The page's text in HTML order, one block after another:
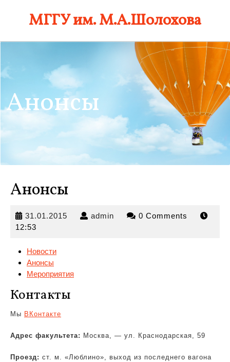
МГГУ им. М.А.Шолохова
Анонсы
Анонсы
31.01.2015 31.01.2015
admin admin 0 Comments
12:53
Новости
Анонсы
Мероприятия
Контакты
Мы ВКонтакте
Адрес факультета: Москва, — ул. Краснодарская, 59
Проезд: ст. м. «Люблино», выход из последнего вагона